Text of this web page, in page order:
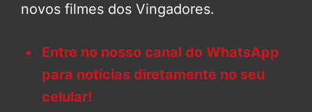
novos filmes dos Vingadores.
Entre no nosso canal do WhatsApp
para notícias diretamente no seu
celular!